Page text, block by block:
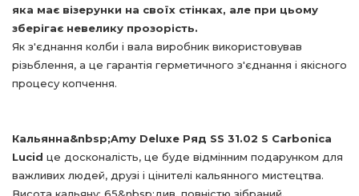
яка має візерунки на своїх стінках, але при цьому
зберігає невелику прозорість.
Як з'єднання колби і вала виробник використовував
різьблення, а це гарантія герметичного з'єднання і якісного
процесу копчення.
Кальянна&nbsp;Amy Deluxe Ряд SS 31.02 S Carbonica
Lucid це досконалість, це буде відмінним подарунком для
важливих людей, друзі і цінителі кальянного мистецтва.